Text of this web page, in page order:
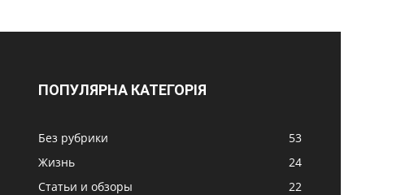
ПОПУЛЯРНА КАТЕГОРІЯ
Без рубрики
53
Жизнь
24
Статьи и обзоры
22